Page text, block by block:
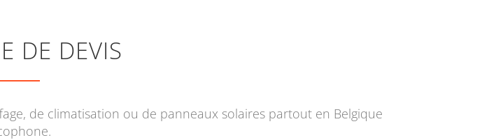
DE DEVIS
de climatisation ou de panneaux solaires partout en Belgique